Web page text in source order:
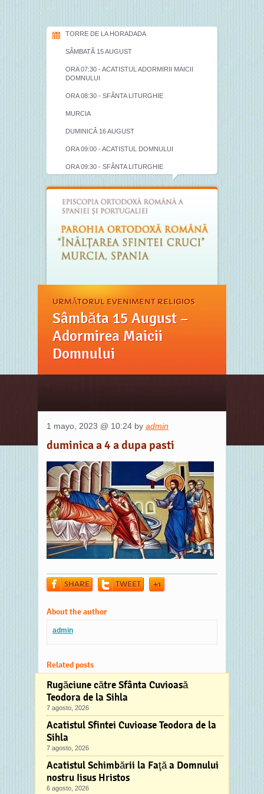
TORRE DE LA HORADADA
SÂMBATĂ 15 AUGUST
ORA 07:30 - ACATISTUL ADORMIRII MAICII
DOMNULUI
ORA 08:30 - SFÂNTA LITURGHIE
MURCIA
DUMINICÂ 16 AUGUST
ORA 09:00 - ACATISTUL DOMNULUI
ORA 09:30 - SFÂNTA LITURGHIE
URMĂTORUL EVENIMENT RELIGIOS
Sâmbăta 15 August –
Adormirea Maicii
Domnului
1 mayo, 2023 @ 10:24 by admin
duminica a 4 a dupa pasti
SHARE TWEET +1
About the author
admin
Related posts
Rugăciune către Sfânta Cuvioasă
Teodora de la Sihla
7 agosto, 2026
Acatistul Sfintei Cuvioase Teodora de la
Sihla
7 agosto, 2026
Acatistul Schimbării la Faţă a Domnului
nostru Iisus Hristos
6 agosto, 2026